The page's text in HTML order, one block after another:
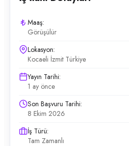
Maaş:
Görüşülür
Lokasyon:
Kocaeli İzmit Türkiye
Yayın Tarihi:
1 ay önce
Son Başvuru Tarihi:
8 Ekim 2026
İş Türü:
Tam Zamanlı